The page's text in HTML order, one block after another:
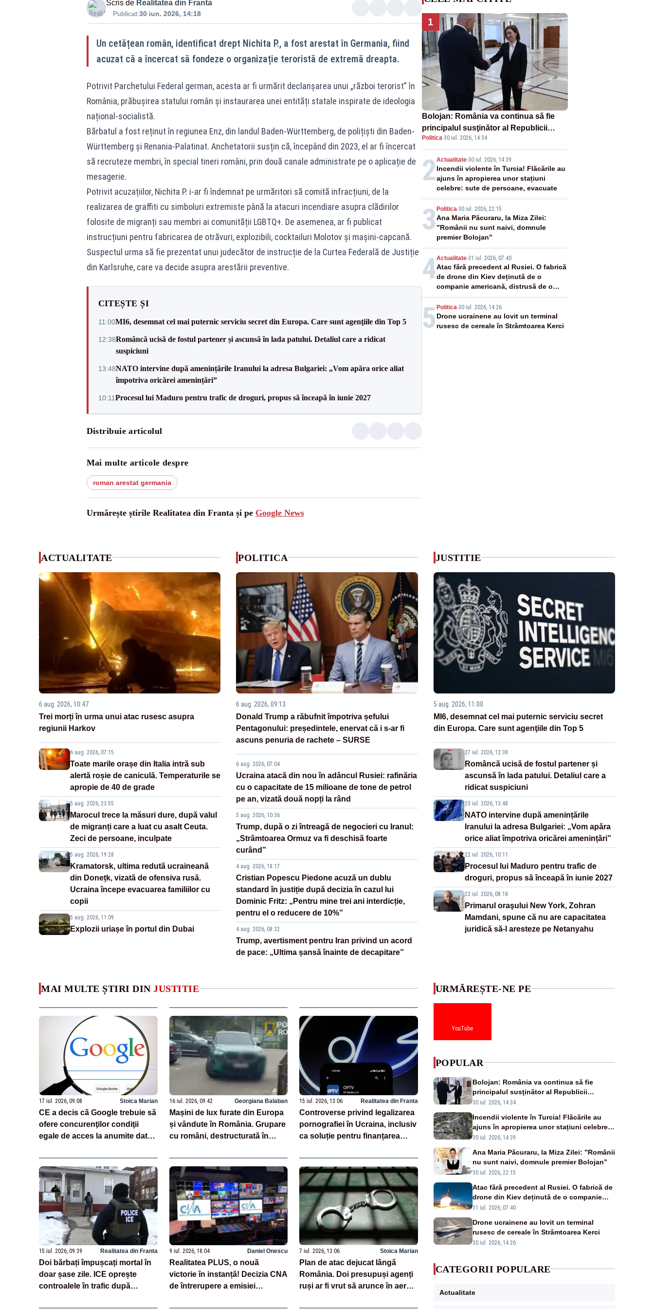
Scris de Realitatea din Franta
Publicat:30 iun. 2026, 14:18
Un cetățean român, identificat drept Nichita P., a fost arestat în Germania, fiind
acuzat că a încercat să fondeze o organizație teroristă de extremă dreapta.
Potrivit Parchetului Federal german, acesta ar fi urmărit declanșarea unui „război terorist” în
România, prăbușirea statului român și instaurarea unei entități statale inspirate de ideologia
național-socialistă.
Bărbatul a fost reținut în regiunea Enz, din landul Baden-Württemberg, de polițiști din Baden-
Württemberg și Renania-Palatinat. Anchetatorii susțin că, începând din 2023, el ar fi încercat
să recruteze membri, în special tineri români, prin două canale administrate pe o aplicație de
mesagerie.
Potrivit acuzațiilor, Nichita P. i-ar fi îndemnat pe urmăritori să comită infracțiuni, de la
realizarea de graffiti cu simboluri extremiste până la atacuri incendiare asupra clădirilor
folosite de migranți sau membri ai comunității LGBTQ+. De asemenea, ar fi publicat
instrucțiuni pentru fabricarea de otrăvuri, explozibili, cocktailuri Molotov și mașini-capcană.
Suspectul urma să fie prezentat unui judecător de instrucție de la Curtea Federală de Justiție
din Karlsruhe, care va decide asupra arestării preventive.
CITEȘTE ȘI
11:00MI6, desemnat cel mai puternic serviciu secret din Europa. Care sunt agenţiile din Top 5
12:38Româncă ucisă de fostul partener și ascunsă în lada patului. Detaliul care a ridicat
suspiciuni
13:48NATO intervine după amenințările Iranului la adresa Bulgariei: „Vom apăra orice aliat
împotriva oricărei amenințări”
10:11Procesul lui Maduro pentru trafic de droguri, propus să înceapă în iunie 2027
Distribuie articolul
Mai multe articole despre
roman arestat germania
Urmărește știrile Realitatea din Franta și pe Google News
1
Bolojan: România va continua să fie
principalul susţinător al Republicii
Moldova la nivelul Uniunii Europene
Politica·30 iul. 2026, 14:34
2Actualitate-30 iul. 2026, 14:39
Incendii violente în Turcia! Flăcările au
ajuns în apropierea unor stațiuni
celebre: sute de persoane, evacuate
3 Politica-30 iul. 2026, 22:15
Ana Maria Păcuraru, la Miza Zilei:
”Românii nu sunt naivi, domnule
premier Bolojan”
4Actualitate-31 iul. 2026, 07:40
Atac fără precedent al Rusiei. O fabrică
de drone din Kiev deținută de o
companie americană, distrusă de o
rachetă rusească
5 Politica-30 iul. 2026, 14:26
Drone ucrainene au lovit un terminal
rusesc de cereale în Strâmtoarea Kerci
ACTUALITATE
6 aug. 2026, 10:47
Trei morți în urma unui atac rusesc asupra
regiunii Harkov
6 aug. 2026, 07:15
Toate marile orașe din Italia intră sub
alertă roșie de caniculă. Temperaturile se
apropie de 40 de grade
5 aug. 2026, 23:55
Marocul trece la măsuri dure, după valul
de migranți care a luat cu asalt Ceuta.
Zeci de persoane, inculpate
5 aug. 2026, 19:28
Kramatorsk, ultima redută ucraineană
din Donețk, vizată de ofensiva rusă.
Ucraina începe evacuarea familiilor cu
copii
5 aug. 2026, 11:09
Explozii uriașe în portul din Dubai
POLITICA
6 aug. 2026, 09:13
Donald Trump a răbufnit împotriva șefului
Pentagonului: președintele, enervat că i s-ar fi
ascuns penuria de rachete – SURSE
6 aug. 2026, 07:04
Ucraina atacă din nou în adâncul Rusiei: rafinăria
cu o capacitate de 15 milioane de tone de petrol
pe an, vizată două nopți la rând
5 aug. 2026, 10:36
Trump, după o zi întreagă de negocieri cu Iranul:
„Strâmtoarea Ormuz va fi deschisă foarte
curând”
4 aug. 2026, 18:17
Cristian Popescu Piedone acuză un dublu
standard în justiție după decizia în cazul lui
Dominic Fritz: „Pentru mine trei ani interdicție,
pentru el o reducere de 10%”
4 aug. 2026, 08:32
Trump, avertisment pentru Iran privind un acord
de pace: „Ultima șansă înainte de decapitare”
JUSTITIE
5 aug. 2026, 11:00
MI6, desemnat cel mai puternic serviciu secret
din Europa. Care sunt agenţiile din Top 5
27 iul. 2026, 12:38
Româncă ucisă de fostul partener și
ascunsă în lada patului. Detaliul care a
ridicat suspiciuni
23 iul. 2026, 13:48
NATO intervine după amenințările
Iranului la adresa Bulgariei: „Vom apăra
orice aliat împotriva oricărei amenințări”
22 iul. 2026, 10:11
Procesul lui Maduro pentru trafic de
droguri, propus să înceapă în iunie 2027
22 iul. 2026, 08:18
Primarul oraşului New York, Zohran
Mamdani, spune că nu are capacitatea
juridică să-l aresteze pe Netanyahu
MAI MULTE ȘTIRI DIN JUSTITIE
17 iul. 2026, 09:08 Stoica Marian
CE a decis că Google trebuie să
ofere concurenţilor condiţii
egale de acces la anumite date
16 iul. 2026, 09:42 Georgiana Balaban
Mașini de lux furate din Europa
și vândute în România. Grupare
cu români, destructurată în
internaționale
15 iul. 2026, 13:06 Realitatea din Franta
Controverse privind legalizarea
pornografiei în Ucraina, inclusiv
ca soluție pentru finanțarea
transforma țara în PornHub”
15 iul. 2026, 09:39 Realitatea din Franta
Doi bărbați împușcați mortal în
doar șase zile. ICE oprește
controalele în trafic după
9 iul. 2026, 18:04 Daniel Onescu
Realitatea PLUS, o nouă
victorie în instanță! Decizia CNA
de întrerupere a emisiei
7 iul. 2026, 13:06 Stoica Marian
Plan de atac dejucat lângă
România. Doi presupuși agenți
ruși ar fi vrut să arunce în aer
URMĂREȘTE-NE PE
YouTube
POPULAR
Bolojan: România va continua să fie
principalul susţinător al Republicii
Moldova la nivelul Uniunii Europene
30 iul. 2026, 14:34
Incendii violente în Turcia! Flăcările au
ajuns în apropierea unor stațiuni celebre:
sute de persoane, evacuate
30 iul. 2026, 14:39
Ana Maria Păcuraru, la Miza Zilei: ”Românii
nu sunt naivi, domnule premier Bolojan”
30 iul. 2026, 22:15
Atac fără precedent al Rusiei. O fabrică de
drone din Kiev deținută de o companie
americană, distrusă de o rachetă rusească
31 iul. 2026, 07:40
Drone ucrainene au lovit un terminal
rusesc de cereale în Strâmtoarea Kerci
30 iul. 2026, 14:26
CATEGORII POPULARE
Actualitate